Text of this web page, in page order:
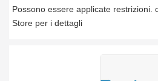
Possono essere applicate restrizioni.
Store per i dettagli